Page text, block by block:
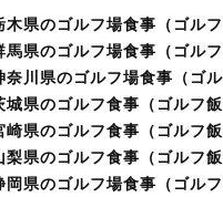
木県のゴルフ場食事（ゴルフ
馬県のゴルフ場食事（ゴルフ
奈川県のゴルフ場食事（ゴル
城県のゴルフ食事（ゴルフ飯
崎県のゴルフ食事（ゴルフ飯
梨県のゴルフ食事（ゴルフ飯
岡県のゴルフ場食事（ゴルフ